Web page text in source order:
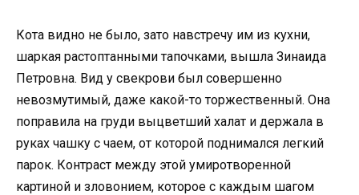
Кота видно не было, зато навстречу им из кухни,
шаркая растоптанными тапочками, вышла Зинаида
Петровна. Вид у свекрови был совершенно
невозмутимый, даже какой-то торжественный. Она
поправила на груди выцветший халат и держала в
руках чашку с чаем, от которой поднимался легкий
парок. Контраст между этой умиротворенной
картиной и зловонием, которое с каждым шагом